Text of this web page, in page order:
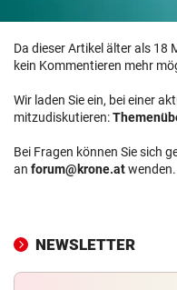
Da dieser Artikel älter als 18
kein Kommentieren mehr
Wir laden Sie ein, bei einer
mitzudiskutieren:
Bei Fragen können Sie sich
an forum@krone.atwenden.
NEWSLETTER